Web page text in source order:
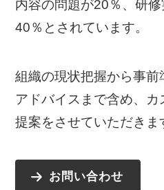
内容の問題が20％、研
40％とされています。
組織の現状把握から事
アドバイスまで含め、
提案をさせていただきま
お問い合わせ